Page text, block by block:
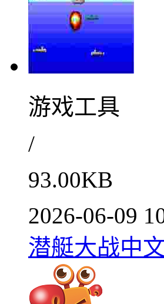
游戏工具
/
93.00KB
2026-06-09
潜艇大战中